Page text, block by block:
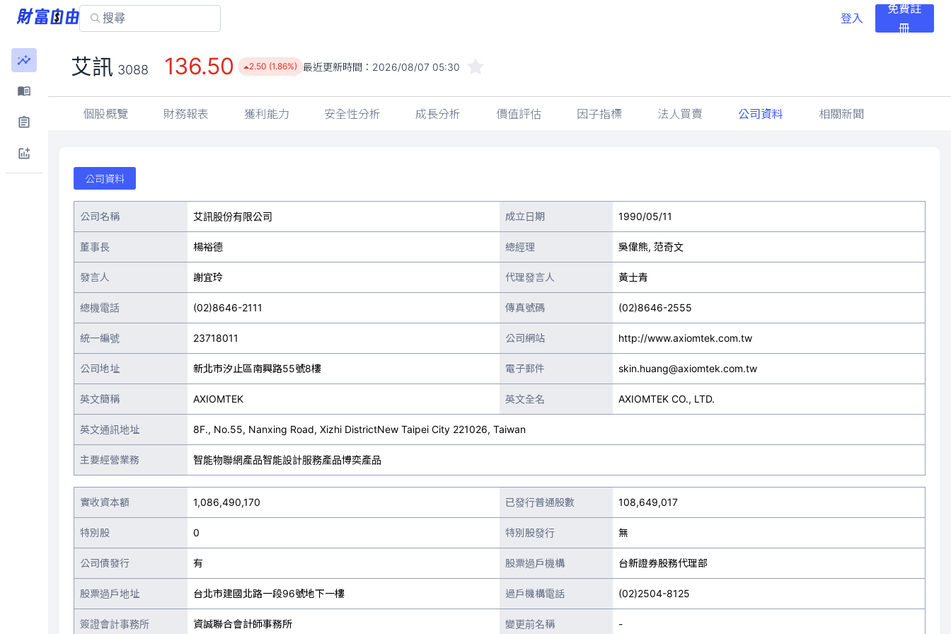
登入
免費註
冊
艾訊 3088 136.50 2.50 (1.86%) 最近更新時間： 2026/08/07 05:30
個股概覽 財務報表 獲利能力 安全性分析 成長分析 價值評估 因子指標 法人買賣 公司資料 相關新聞
公司資料
公司名稱 艾訊股份有限公司 成立日期 1990/05/11
董事長 楊裕德 總經理 吳偉熊, 范奇文
發言人 謝宜玲 代理發言人 黃士青
總機電話 (02)8646-2111 傳真號碼 (02)8646-2555
統一編號 23718011 公司網站 http://www.axiomtek.com.tw
公司地址 新北市汐止區南興路55號8樓 電子郵件 skin.huang@axiomtek.com.tw
英文簡稱 AXIOMTEK 英文全名 AXIOMTEK CO., LTD.
英文通訊地址 8F., No.55, Nanxing Road, Xizhi DistrictNew Taipei City 221026, Taiwan
主要經營業務 智能物聯網產品智能設計服務產品博奕產品
實收資本額 1,086,490,170 已發行普通股數 108,649,017
特別股 0 特別股發行 無
公司債發行 有 股票過戶機構 台新證券股務代理部
股票過戶地址 台北市建國北路一段96號地下一樓 過戶機構電話 (02)2504-8125
簽證會計事務所 資誠聯合會計師事務所 變更前名稱 -